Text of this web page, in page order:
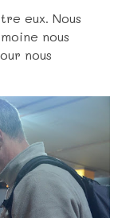
eux. Nous
nous
nous